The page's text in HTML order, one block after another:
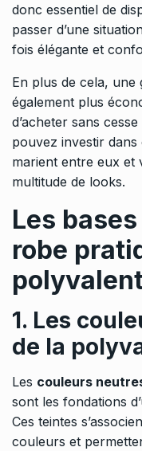
donc essentiel de
passer d’une
fois élégante et
En plus de cela,
également plus
d’acheter sans
pouvez investir dans
marient entre eux et
multitude de looks.
Les
robe
1. Les
de la
Les couleurs
sont les fondations
Ces teintes
couleurs et